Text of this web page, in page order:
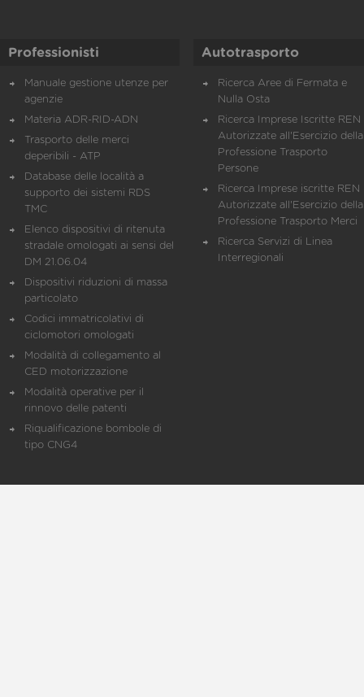
Professionisti
Manuale gestione utenze per
agenzie
Materia ADR-RID-ADN
Trasporto delle merci
deperibili - ATP
Database delle località a
supporto dei sistemi RDS
TMC
Elenco dispositivi di ritenuta
stradale omologati ai sensi del
DM 21.06.04
Dispositivi riduzioni di massa
particolato
Codici immatricolativi di
ciclomotori omologati
Modalità di collegamento al
CED motorizzazione
Modalità operative per il
rinnovo delle patenti
Riqualificazione bombole di
tipo CNG4
Autotrasporto
Ricerca Aree di Fermata e
Nulla Osta
Ricerca Imprese Iscritte REN
Autorizzate all'Esercizio della
Professione Trasporto
Persone
Ricerca Imprese iscritte REN
Autorizzate all'Esercizio della
Professione Trasporto Merci
Ricerca Servizi di Linea
Interregionali